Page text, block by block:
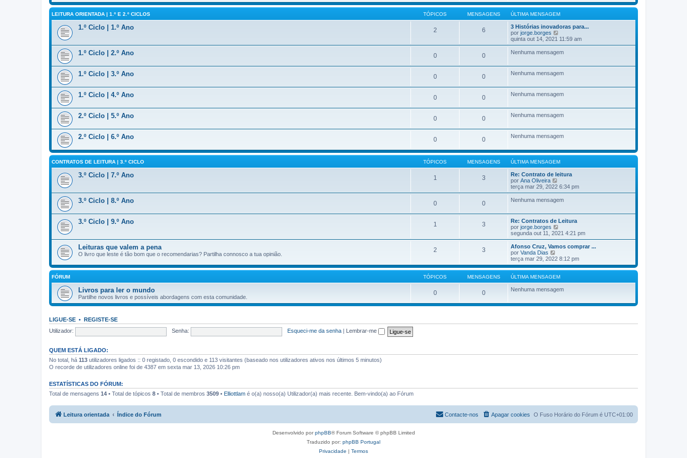
a
e
M
e
n
a
g
e
t
i
m
a
e
a
e
m
j
a
a
ú
l
i
m
a
n
s
g
e
LEITURA ORIENTADA | 1.º E 2.º CICLOS TÓPICOS MENSAGENS ÚLTIMA MENSAGEM
1.º Ciclo | 1.º Ano 2 6
3 Histórias inovadoras para...
por jorge.borges
e
j
a
l
t
m
a
s
g
e
quinta out 14, 2021 11:59 am
1.º Ciclo | 2.º Ano 0 0 Nenhuma mensagem
1.º Ciclo | 3.º Ano 0 0 Nenhuma mensagem
1.º Ciclo | 4.º Ano 0 0 Nenhuma mensagem
2.º Ciclo | 5.º Ano 0 0 Nenhuma mensagem
2.º Ciclo | 6.º Ano 0 0 Nenhuma mensagem
CONTRATOS DE LEITURA | 3.º CICLO TÓPICOS MENSAGENS ÚLTIMA MENSAGEM
3.º Ciclo | 7.º Ano 1 3
Re: Contrato de leitura
por Ana Oliveira
e
j
a
l
t
i
m
a
M
n
s
a
g
e
m
terça mar 29, 2022 6:34 pm
3.º Ciclo | 8.º Ano 0 0 Nenhuma mensagem
3.º Ciclo | 9.º Ano 1 3
Re: Contratos de Leitura
por jorge.borges
e
j
a
ú
t
i
m
a
n
g
segunda out 11, 2021 4:21 pm
Leituras que valem a pena
O livro que leste é tão bom que o recomendarias? Partilha connosco a tua opinião.
2 3
Afonso Cruz, Vamos comprar ...
por Vanda Dias
e
j
a
a
ú
l
m
e
e
terça mar 29, 2022 8:12 pm
FÓRUM TÓPICOS MENSAGENS ÚLTIMA MENSAGEM
Livros para ler o mundo
Partilhe novos livros e possíveis abordagens com esta comunidade.
0 0 Nenhuma mensagem
LIGUE-SE • REGISTE-SE
Utilizador:
Senha: Esqueci-me da senha Lembrar-me
QUEM ESTÁ LIGADO:
No total, há 113 utilizadores ligados :: 0 registado, 0 escondido e 113 visitantes (baseado nos utilizadores ativos nos últimos 5 minutos)
O recorde de utilizadores online foi de 4387 em sexta mar 13, 2026 10:26 pm
ESTATÍSTICAS DO FÓRUM:
Total de mensagens 14 • Total de tópicos 8 • Total de membros 3509 • Elliottlam é o(a) nosso(a) Utilizador(a) mais recente. Bem-vindo(a) ao Fórum
Leitura orientada Índice do Fórum O Fuso Horário do Fórum é UTC+01:00
Apagar cookies
Contacte-nos
Desenvolvido porphpBB® Forum Software © phpBB Limited
Traduzido por: phpBB Portugal
Privacidade | Termos